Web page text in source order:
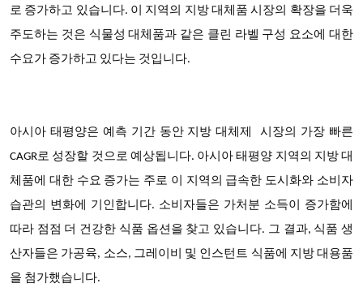
로 증가하고 있습니다. 이 지역의 지방 대체품 시장의 확장을 더욱
주도하는 것은 식물성 대체품과 같은 클린 라벨 구성 요소에 대한
수요가 증가하고 있다는 것입니다.
아시아 태평양은 예측 기간 동안 지방 대체제 시장의 가장 빠른
CAGR로 성장할 것으로 예상됩니다. 아시아 태평양 지역의 지방 대
체품에 대한 수요 증가는 주로 이 지역의 급속한 도시화와 소비자
습관의 변화에 기인합니다. 소비자들은 가처분 소득이 증가함에
따라 점점 더 건강한 식품 옵션을 찾고 있습니다. 그 결과, 식품 생
산자들은 가공육, 소스, 그레이비 및 인스턴트 식품에 지방 대용품
을 첨가했습니다.